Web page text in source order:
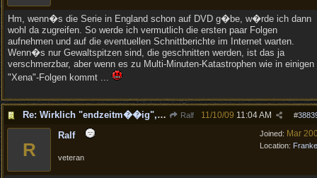
Hm, wenn�s die Serie in England schon auf DVD g�be, w�rde ich dann
wohl da zugreifen. So werde ich vermutlich die ersten paar Folgen
aufnehmen und auf die eventuellen Schnittberichte im Internet warten.
Wenn�s nur Gewaltspitzen sind, die geschnitten werden, ist das ja
verschmerzbar, aber wenn es zu Multi-Minuten-Katastrophen wie in einigen
"Xena"-Folgen kommt ...
Re: Wirklich "endzeitm��ig", oder was?! Ralf #
11/10/09 11:04 AM
Joined: Mar
Location:
R
Ralf
veteran